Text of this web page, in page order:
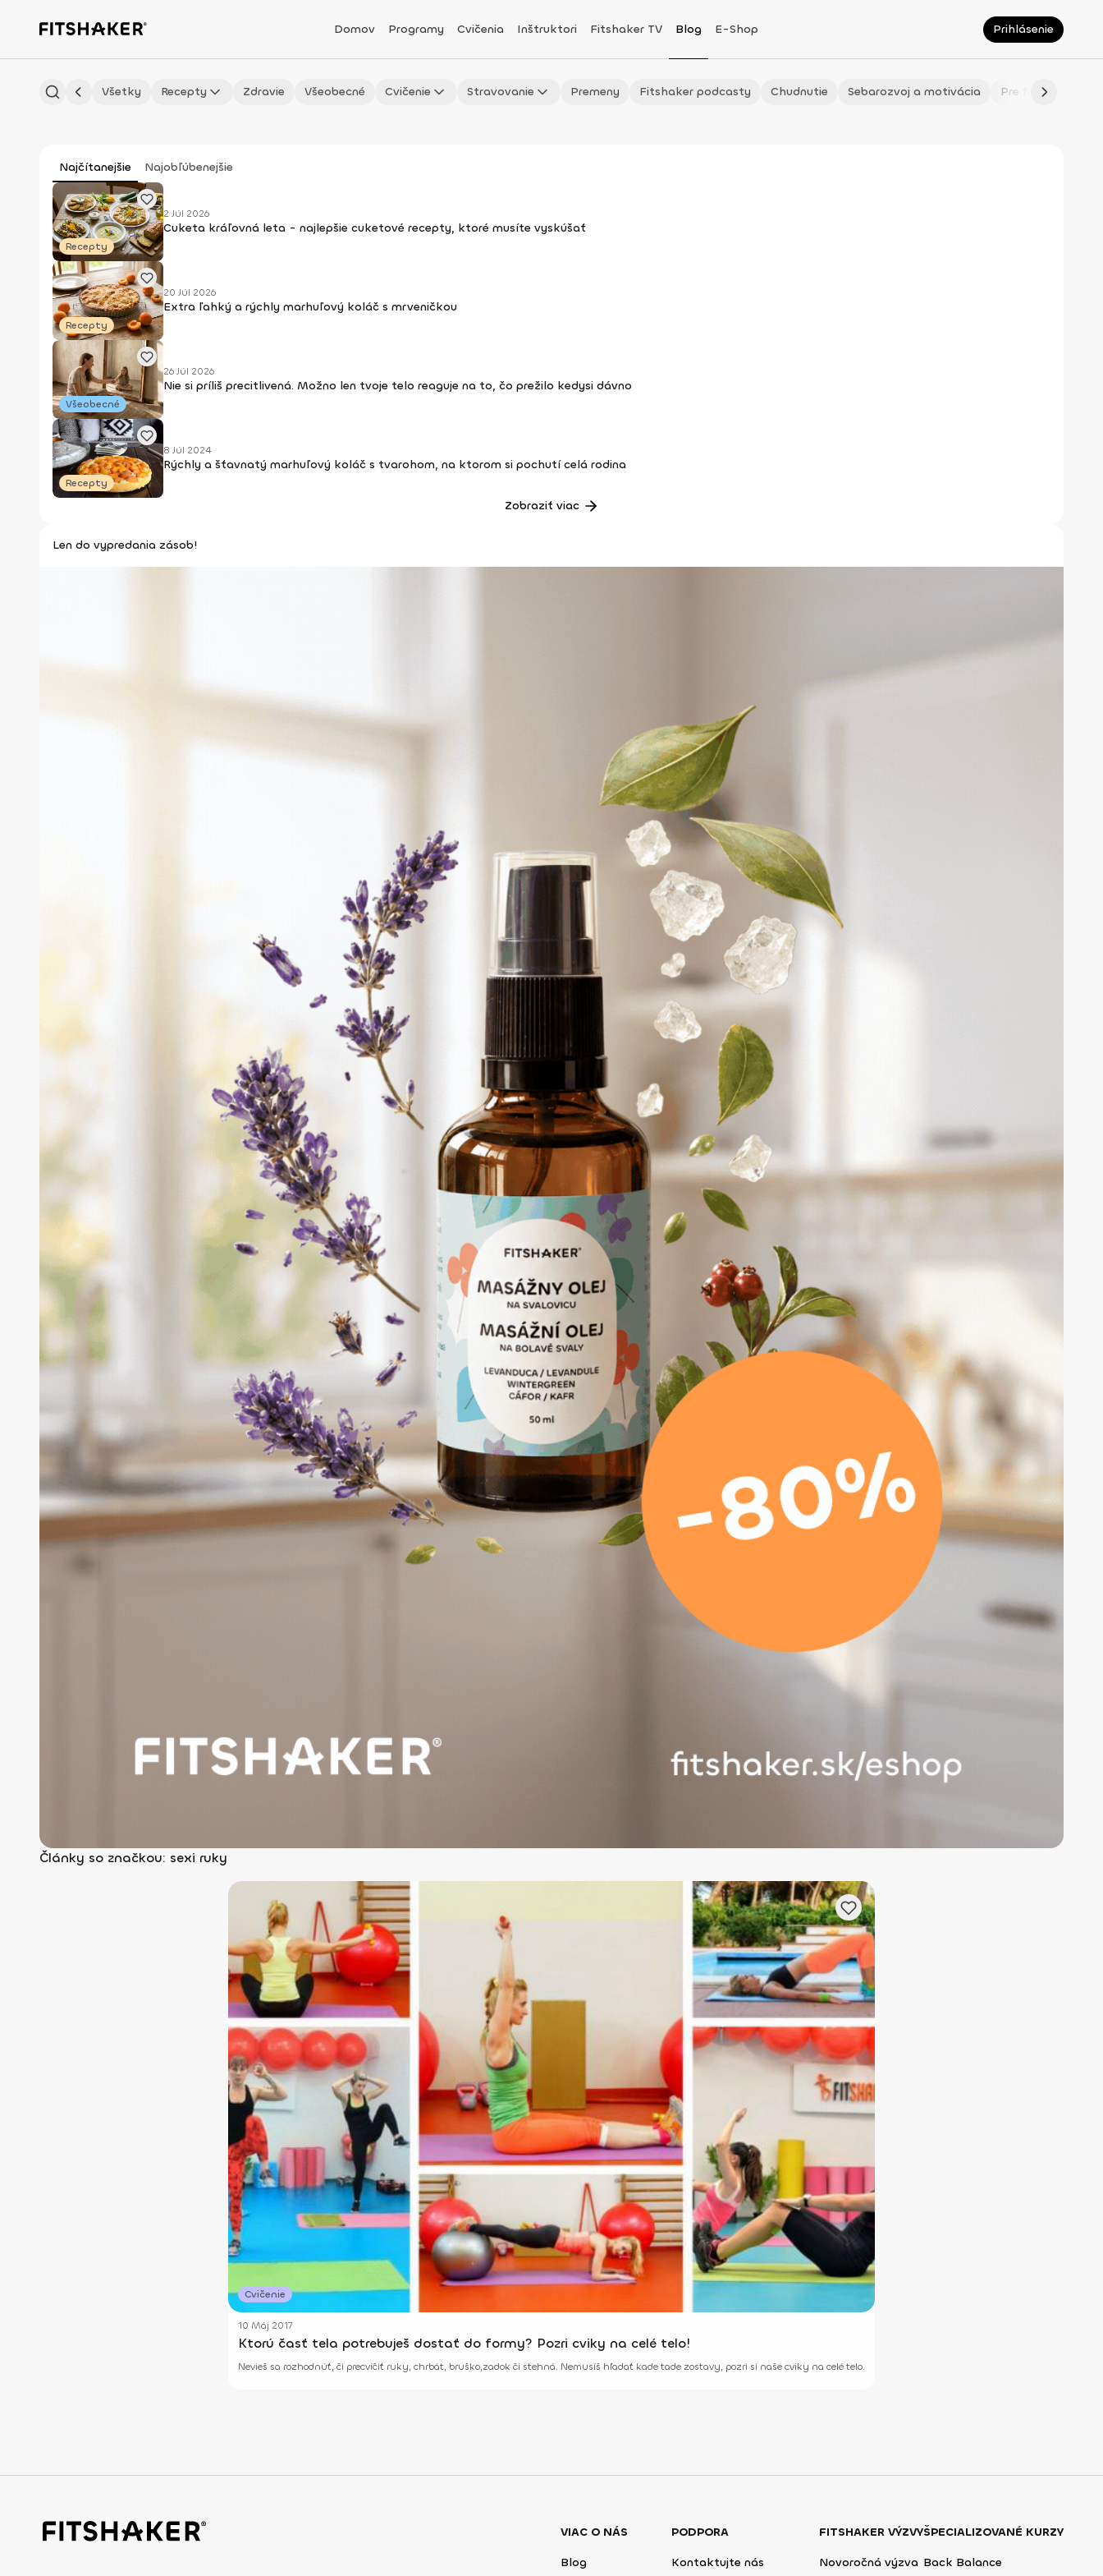
Domov Programy Cvičenia Inštruktori Fitshaker TV Blog E-Shop Prihlásenie
Všetky Recepty Zdravie Všeobecné Cvičenie Stravovanie Premeny Fitshaker podcasty Chudnutie Sebarozvoj a motivácia Pre fitmaminky
Najčítanejšie Najobľúbenejšie
Recepty
2 Júl 2026
Cuketa kráľovná leta - najlepšie cuketové recepty, ktoré musíte vyskúšať
Recepty
20 Júl 2026
Extra ľahký a rýchly marhuľový koláč s mrveničkou
Všeobecné
26 Júl 2026
Nie si príliš precitlivená. Možno len tvoje telo reaguje na to, čo prežilo kedysi dávno
Recepty
8 Júl 2024
Rýchly a šťavnatý marhuľový koláč s tvarohom, na ktorom si pochutí celá rodina
Zobraziť viac
Len do vypredania zásob!
Články so značkou: sexi ruky
Cvičenie
10 Máj 2017
Ktorú časť tela potrebuješ dostať do formy? Pozri cviky na celé telo!
Nevieš sa rozhodnúť, či precvičiť ruky, chrbát, bruško,zadok či stehná. Nemusíš hľadať kade tade zostavy, pozri si naše cviky na celé telo.
VIAC O NÁS
Blog
PODPORA
Kontaktujte nás
FITSHAKER VÝZVY
Novoročná výzva
ŠPECIALIZOVANÉ KURZY
Back Balance